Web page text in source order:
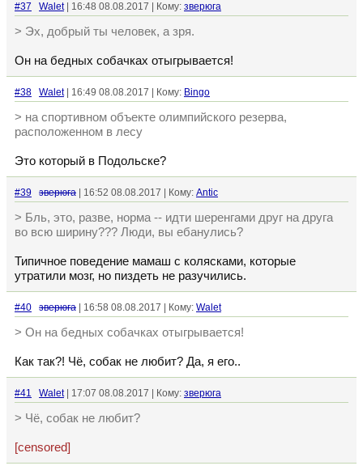
#37 Walet| 16:48 08.08.2017 | Кому: зверюга
> Эх, добрый ты человек, а зря.
Он на бедных собачках отыгрывается!
#38 Walet| 16:49 08.08.2017 | Кому: Bingo
> на спортивном объекте олимпийского резерва,
расположенном в лесу
Это который в Подольске?
#39 зверюга | 16:52 08.08.2017 | Кому: Antic
> Бль, это, разве, норма -- идти шеренгами друг на друга
во всю ширину??? Люди, вы ебанулись?
Типичное поведение мамаш с колясками, которые
утратили мозг, но пиздеть не разучились.
#40 зверюга | 16:58 08.08.2017 | Кому: Walet
> Он на бедных собачках отыгрывается!
Как так?! Чё, собак не любит? Да, я его..
#41 Walet| 17:07 08.08.2017 | Кому: зверюга
> Чё, собак не любит?
[censored]